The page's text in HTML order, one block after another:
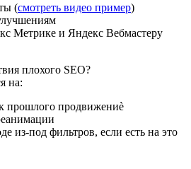
(смотреть видео пример)
Метрике и Яндекс Вебмастеру
плохого SEO?
на:
прошлого продвижениè
из-под фильтров, если есть на это